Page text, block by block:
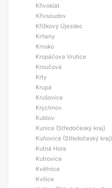
Křivoklát
Křivsoudov
Křížkový Újezdec
Krňany
Krnsko
Kropáčova Vrutice
Kroučová
Krty
Krupá
Krušovice
Krychnov
Kublov
Kunice (Středočeský kraj)
Kuňovice (Středočeský kraj)
Kutná Hora
Kutrovice
Květnice
Kvílice